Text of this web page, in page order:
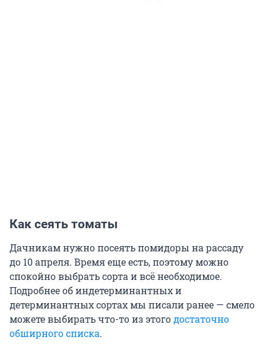
Как сеять томаты
Дачникам нужно посеять помидоры на рассаду
до 10 апреля. Время еще есть, поэтому можно
спокойно выбрать сорта и всё необходимое.
Подробнее об индетерминантных и
детерминантных сортах мы писали ранее — смело
можете выбирать что-то из этогодостаточно
обширного списка.